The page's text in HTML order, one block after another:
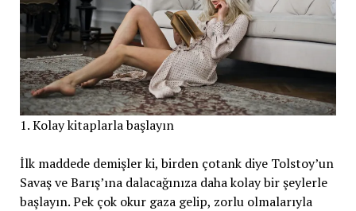
1. Kolay kitaplarla başlayın
İlk maddede demişler ki, birden çotank diye Tolstoy’un
Savaş ve Barış’ına dalacağınıza daha kolay bir şeylerle
başlayın. Pek çok okur gaza gelip, zorlu olmalarıyla